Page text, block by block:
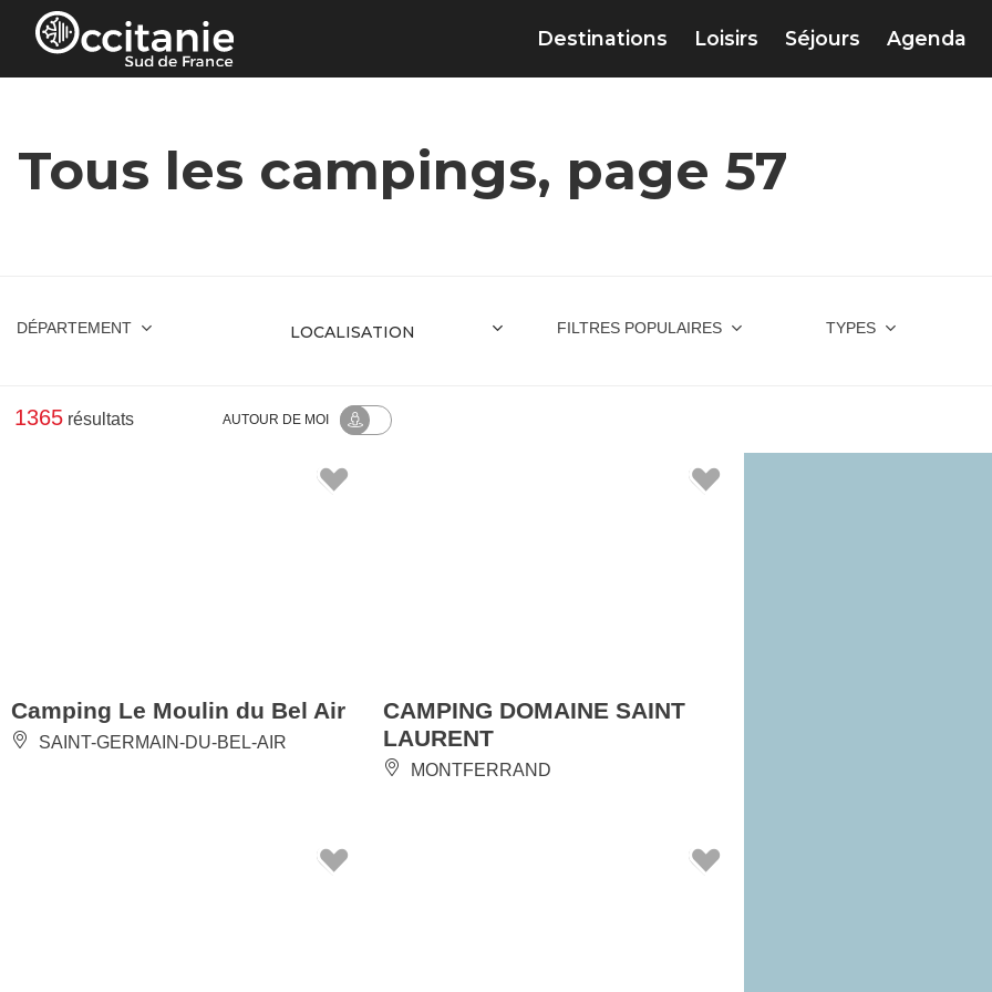
Panneau de gestion des cookies
Destinations Loisirs Séjours Agenda
Tous les campings, page 57
DÉPARTEMENT FILTRES POPULAIRES TYPES
1365 résultats AUTOUR DE MOI
Camping Le Moulin du Bel Air
SAINT-GERMAIN-DU-BEL-AIR
CAMPING DOMAINE SAINT
LAURENT
MONTFERRAND